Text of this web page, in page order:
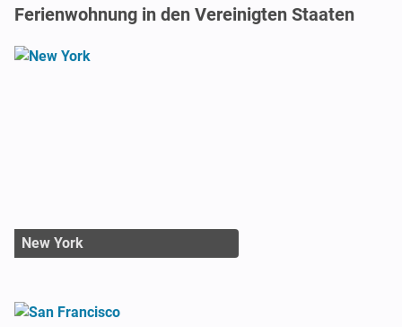
Ferienwohnung in den Vereinigten Staaten
New York